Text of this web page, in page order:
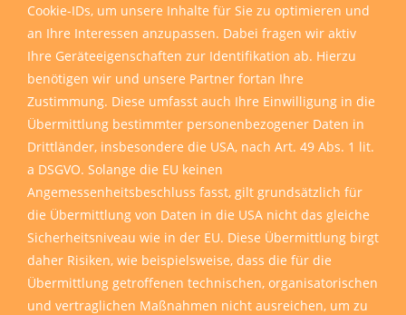
Cookie-IDs, um unsere Inhalte für Sie zu optimieren und
an Ihre Interessen anzupassen. Dabei fragen wir aktiv
Ihre Geräteeigenschaften zur Identifikation ab. Hierzu
benötigen wir und unsere Partner fortan Ihre
Zustimmung. Diese umfasst auch Ihre Einwilligung in die
Übermittlung bestimmter personenbezogener Daten in
Drittländer, insbesondere die USA, nach Art. 49 Abs. 1 lit.
a DSGVO. Solange die EU keinen
Angemessenheitsbeschluss fasst, gilt grundsätzlich für
die Übermittlung von Daten in die USA nicht das gleiche
Sicherheitsniveau wie in der EU. Diese Übermittlung birgt
daher Risiken, wie beispielsweise, dass die für die
Übermittlung getroffenen technischen, organisatorischen
und vertraglichen Maßnahmen nicht ausreichen, um zu